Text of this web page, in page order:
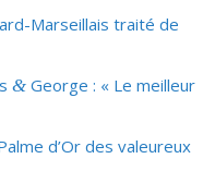
Marseillais traité de
& George : « Le meilleur
d’Or des valeureux